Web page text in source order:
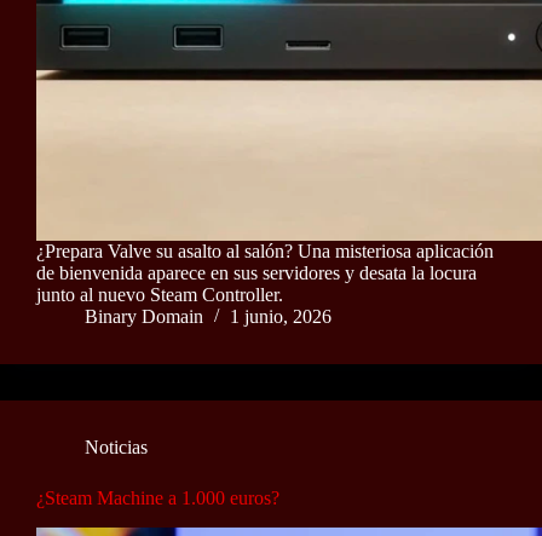
¿Prepara Valve su asalto al salón? Una misteriosa aplicación
de bienvenida aparece en sus servidores y desata la locura
junto al nuevo Steam Controller.
Binary Domain
1 junio, 2026
Noticias
¿Steam Machine a 1.000 euros?